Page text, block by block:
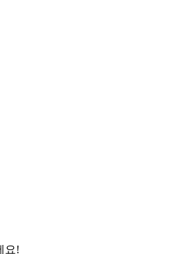
요!